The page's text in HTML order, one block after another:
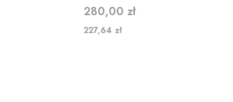
Cena
280,00 zł
227,64 zł